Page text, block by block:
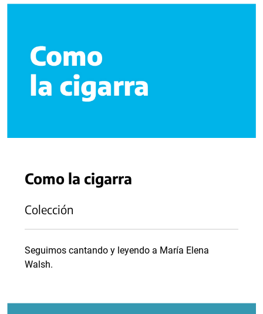
Como la cigarra
Colección
Seguimos cantando y leyendo a María Elena
Walsh.